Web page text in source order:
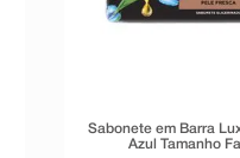
Sabonete em Barra
Azul Tamanho